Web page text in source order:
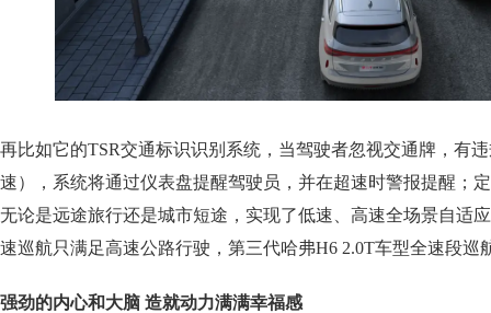
再比如它的TSR交通标识识别系统，当驾驶者忽视交通牌，有
速），系统将通过仪表盘提醒驾驶员，并在超速时警报提醒；
无论是远途旅行还是城市短途，实现了低速、高速全场景自适
速巡航只满足高速公路行驶，第三代哈弗H6 2.0T车型全速段巡
强劲的内心和大脑 造就动力满满幸福感